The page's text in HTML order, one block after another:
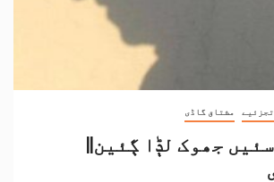
مشتاق گاڈی
جھوک لݙا ڳئین||